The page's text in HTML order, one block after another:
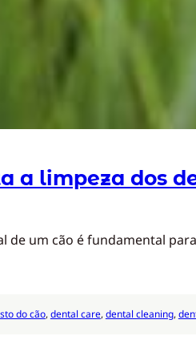
a limpeza dos
de um cão é fundamental
do cão, dental care, dental cleaning,